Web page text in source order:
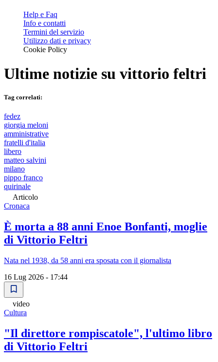
Help e Faq
Info e contatti
Termini del servizio
Utilizzo dati e privacy
Cookie Policy
Ultime notizie su vittorio feltri
Tag correlati:
fedez
giorgia meloni
amministrative
fratelli d'italia
libero
matteo salvini
milano
pippo franco
quirinale
Articolo
Cronaca
È morta a 88 anni Enoe Bonfanti, moglie
di Vittorio Feltri
Nata nel 1938, da 58 anni era sposata con il giornalista
16 Lug 2026 - 17:44
video
Cultura
"Il direttore rompiscatole", l'ultimo libro
di Vittorio Feltri